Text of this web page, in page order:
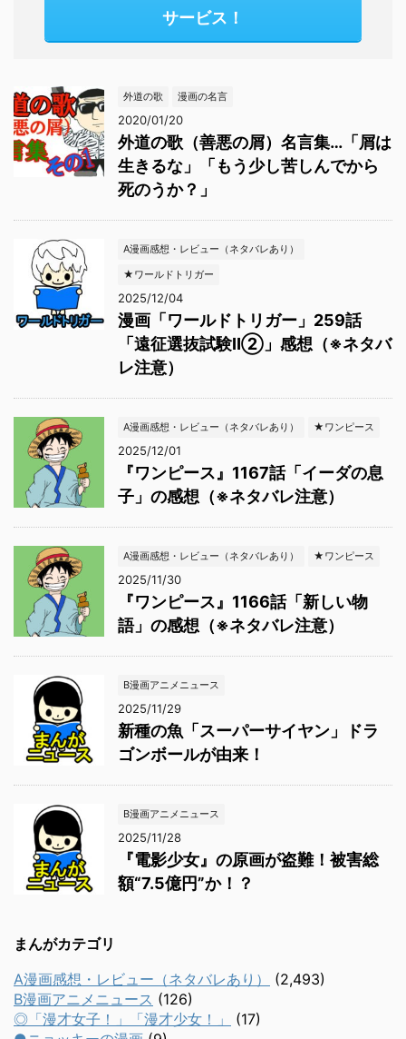
サービス！
外道の歌 漫画の名言
2020/01/20
外道の歌（善悪の屑）名言集…「屑は
生きるな」「もう少し苦しんでから
死のうか？」
A漫画感想・レビュー（ネタバレあり）
★ワールドトリガー
2025/12/04
漫画「ワールドトリガー」259話
「遠征選抜試験Ⅱ②」感想（※ネタバ
レ注意）
A漫画感想・レビュー（ネタバレあり） ★ワンピース
2025/12/01
『ワンピース』1167話「イーダの息
子」の感想（※ネタバレ注意）
A漫画感想・レビュー（ネタバレあり） ★ワンピース
2025/11/30
『ワンピース』1166話「新しい物
語」の感想（※ネタバレ注意）
B漫画アニメニュース
2025/11/29
新種の魚「スーパーサイヤン」ドラ
ゴンボールが由来！
B漫画アニメニュース
2025/11/28
『電影少女』の原画が盗難！被害総
額“7.5億円”か！？
まんがカテゴリ
A漫画感想・レビュー（ネタバレあり）
(2,493)
B漫画アニメニュース (126)
◎「漫才女子！」「漫才少女！」
(17)